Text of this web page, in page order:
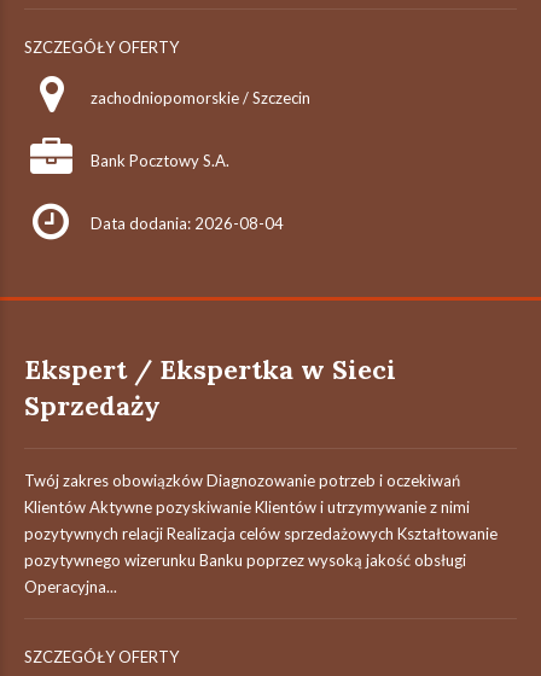
SZCZEGÓŁY OFERTY
zachodniopomorskie / Szczecin
Bank Pocztowy S.A.
Data dodania: 2026-08-04
Ekspert / Ekspertka w Sieci
Sprzedaży
Twój zakres obowiązków Diagnozowanie potrzeb i oczekiwań
Klientów Aktywne pozyskiwanie Klientów i utrzymywanie z nimi
pozytywnych relacji Realizacja celów sprzedażowych Kształtowanie
pozytywnego wizerunku Banku poprzez wysoką jakość obsługi
Operacyjna...
SZCZEGÓŁY OFERTY